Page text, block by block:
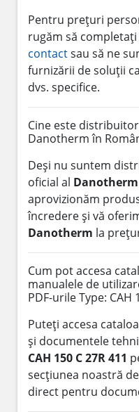
Pentru prețuri
rugăm să
contactsau să ne
furnizării de soluții
dvs. specifice.
Cine este
Danotherm în
Deși nu suntem
oficial al Danotherm
aprovizionăm
încredere și vă
Danotherm la
Cum pot accesa
manualele de
PDF-urile Type: CAH
Puteți accesa
și documentele
CAH 150 C 27R 411
secțiunea noastră
direct pentru